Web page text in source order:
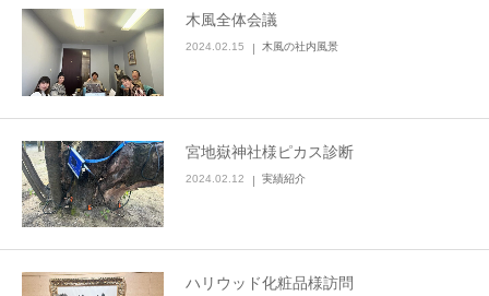
木風全体会議
2024.02.15 木風の社内風景
宮地嶽神社様ピカス診断
2024.02.12 実績紹介
ハリウッド化粧品様訪問